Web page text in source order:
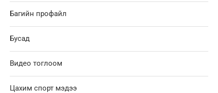
Багийн профайл
Бусад
Видео тоглоом
Цахим спорт мэдээ